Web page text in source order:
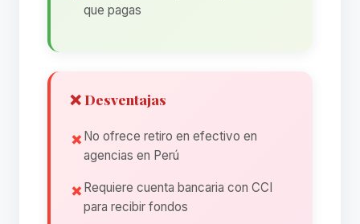
que pagas
❌ Desventajas
No ofrece retiro en efectivo en
agencias en Perú
Requiere cuenta bancaria con CCI
para recibir fondos